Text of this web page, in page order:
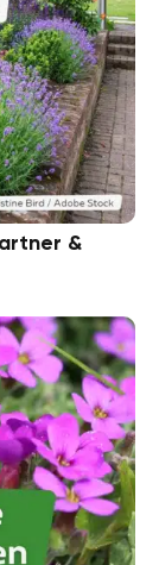
&